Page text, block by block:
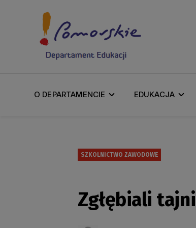
O DEPARTAMENCIE EDUKACJA
SZKOLNICTWO ZAWODOWE
Zgłębiali